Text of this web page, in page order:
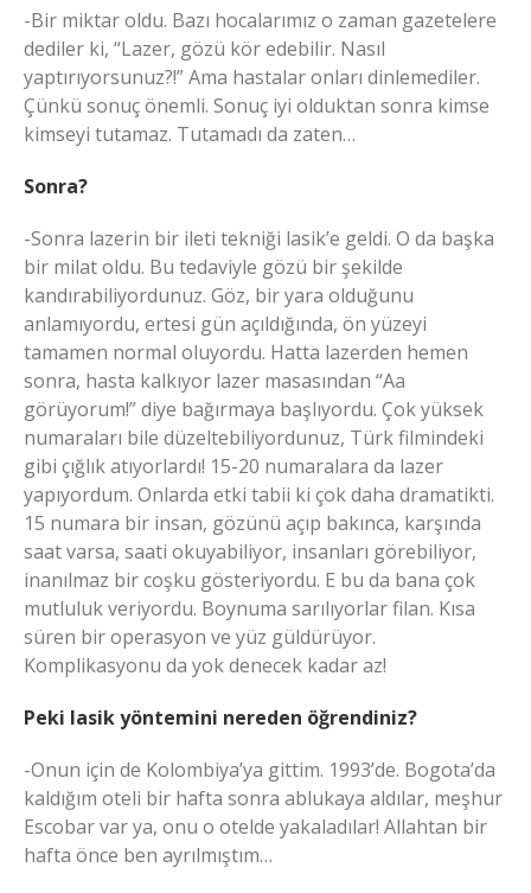
-Bir miktar oldu. Bazı hocalarımız o zaman gazetelere
dediler ki, “Lazer, gözü kör edebilir. Nasıl
yaptırıyorsunuz?!” Ama hastalar onları dinlemediler.
Çünkü sonuç önemli. Sonuç iyi olduktan sonra kimse
kimseyi tutamaz. Tutamadı da zaten…
Sonra?
-Sonra lazerin bir ileti tekniği lasik’e geldi. O da başka
bir milat oldu. Bu tedaviyle gözü bir şekilde
kandırabiliyordunuz. Göz, bir yara olduğunu
anlamıyordu, ertesi gün açıldığında, ön yüzeyi
tamamen normal oluyordu. Hatta lazerden hemen
sonra, hasta kalkıyor lazer masasından “Aa
görüyorum!” diye bağırmaya başlıyordu. Çok yüksek
numaraları bile düzeltebiliyordunuz, Türk filmindeki
gibi çığlık atıyorlardı! 15-20 numaralara da lazer
yapıyordum. Onlarda etki tabii ki çok daha dramatikti.
15 numara bir insan, gözünü açıp bakınca, karşında
saat varsa, saati okuyabiliyor, insanları görebiliyor,
inanılmaz bir coşku gösteriyordu. E bu da bana çok
mutluluk veriyordu. Boynuma sarılıyorlar filan. Kısa
süren bir operasyon ve yüz güldürüyor.
Komplikasyonu da yok denecek kadar az!
Peki lasik yöntemini nereden öğrendiniz?
-Onun için de Kolombiya’ya gittim. 1993’de. Bogota’da
kaldığım oteli bir hafta sonra ablukaya aldılar, meşhur
Escobar var ya, onu o otelde yakaladılar! Allahtan bir
hafta önce ben ayrılmıştım…